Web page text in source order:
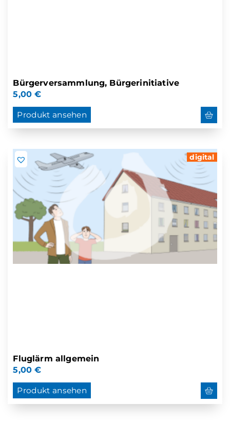
Bürgerversammlung, Bürgerinitiative
5,00€
Produkt ansehen
digital
Fluglärm allgemein
5,00€
Produkt ansehen